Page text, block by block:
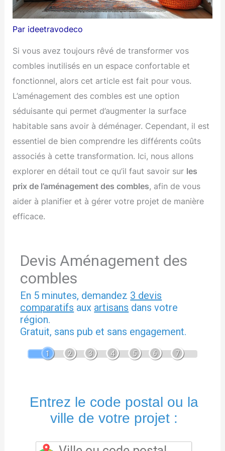
Par ideetravodeco
Si vous avez toujours rêvé de transformer vos
combles inutilisés en un espace confortable et
fonctionnel, alors cet article est fait pour vous.
L’aménagement des combles est une option
séduisante qui permet d’augmenter la surface
habitable sans avoir à déménager. Cependant, il est
essentiel de bien comprendre les différents coûts
associés à cette transformation. Ici, nous allons
explorer en détail tout ce qu’il faut savoir sur les
prix de l’aménagement des combles, afin de vous
aider à planifier et à gérer votre projet de manière
efficace.
Devis Aménagement des
combles
En 5 minutes, demandez 3 devis
comparatifs aux artisans dans votre
région.
Gratuit, sans pub et sans engagement.
1 2 3 4 5 6 7
Entrez le code postal ou la
ville de votre projet :